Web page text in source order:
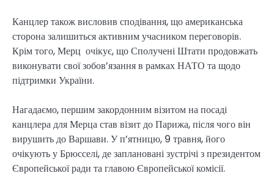
Канцлер також висловив сподівання, що американська
сторона залишиться активним учасником переговорів.
Крім того, Мерц очікує, що Сполучені Штати продовжать
виконувати свої зобов’язання в рамках НАТО та щодо
підтримки України.
Нагадаємо, першим закордонним візитом на посаді
канцлера для Мерца став візит до Парижа, після чого він
вирушить до Варшави. У п’ятницю, 9 травня, його
очікують у Брюсселі, де заплановані зустрічі з президентом
Європейської ради та главою Європейської комісії.